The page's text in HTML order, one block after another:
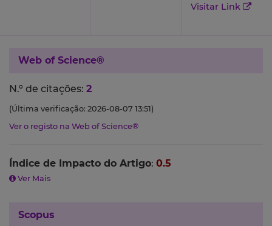
Visitar Link
Web of Science®
N.º de citações: 2
(Última verificação: 2026-08-07 13:51)
Ver o registo na Web of Science®
Índice de Impacto do Artigo: 0.5
Ver Mais
Scopus